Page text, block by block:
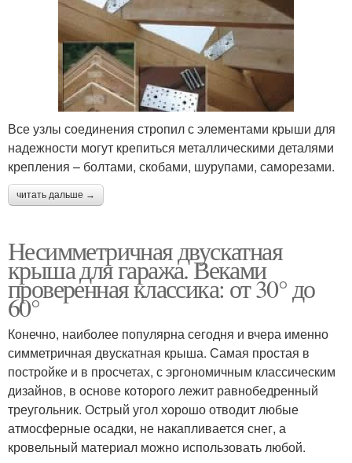
Все узлы соединения стропил с элементами крыши для
надежности могут крепиться металлическими деталями
крепления – болтами, скобами, шурупами, саморезами.
читать дальше →
Несимметричная двускатная
крыша для гаража. Веками
проверенная классика: от 30° до
60°
Конечно, наиболее популярна сегодня и вчера именно
симметричная двускатная крыша. Самая простая в
постройке и в просчетах, с эргономичным классическим
дизайнов, в основе которого лежит равнобедренный
треугольник. Острый угол хорошо отводит любые
атмосферные осадки, не накапливается снег, а
кровельный материал можно использовать любой.